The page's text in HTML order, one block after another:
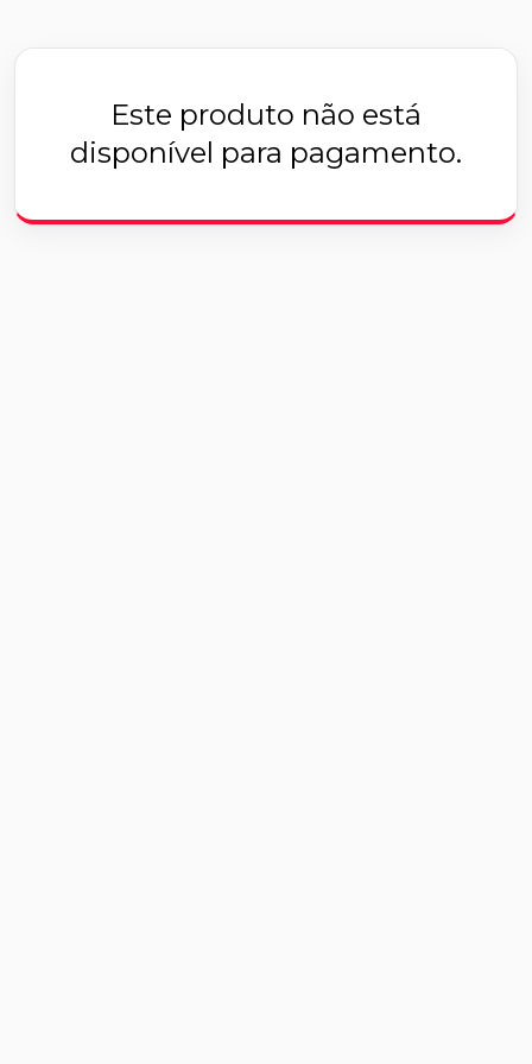
Este produto não está
disponível para pagamento.